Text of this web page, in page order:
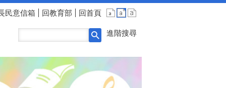
民意信箱 回教育部 回首頁
進階搜尋